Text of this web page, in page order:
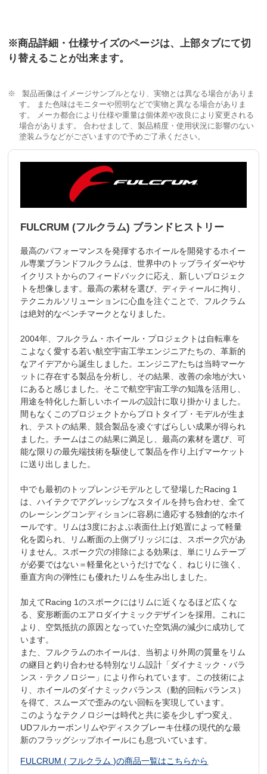
※商品詳細・仕様サイズのページは、上部タブにて切
り替えることが出来ます。
製品画像はイメージサンプルとなり、実物とは異なる場合がありま
す。 また色味はモニターや照明などで実物と異なる場合がありま
す。 メーカ都合により仕様や重量は個体差や改良により変更される
場合があります。 合わせまして、製品精度・使用状況に影響のない
塗装ムラなどがございますので予めご了承ください。
FULCRUM (フルクラム) ブランドヒストリー
最高のパフォーマンスを発揮するホイールを開発するホイー
ル専業ブランドフルクラムは、世界中のトップライダーやサ
イクリストからのフィードバックに応え、新しいプロジェク
トを想像します。最高の素材を選び、ディティールに拘り、
テクニカルソリューションに心血を注ぐことで、フルクラム
は絶対的なベンチマークとなりました。
2004年、フルクラム・ホイール・プロジェクトは自転車を
こよなく愛する若い航空宇宙工学エンジニアたちの、革新的
なアイデアから誕生しました。エンジニアたちは当時マーケ
ットに存在する製品を分析し、その結果、改善の余地が大い
にあると感じました。そこで航空宇宙工学の知識を活用し、
用途を特化した新しいホイールの設計に取り掛かりました。
間もなくこのプロジェクトからプロトタイプ・モデルが生ま
れ、テストの結果、競合製品を凌ぐすばらしい成果が得られ
ました。チームはこの結果に満足し、最高の素材を選び、可
能な限りの最先端技術を駆使して製品を作り上げマーケット
に送り出しました。
中でも最初のトップレンジモデルとして登場したRacing 1
は、ハイテクでアグレッシブなスタイルを持ち合わせ、全て
のレーシングコンディションに容易に適応する独創的なホイ
ールです。リムは3度におよぶ表面仕上げ処置によって軽量
化を図られ、リム断面の上側ブリッジには、スポーク穴があ
りません。スポーク穴の排除による効果は、単にリムテープ
が必要ではない＝軽量化というだけでなく、ねじりに強く、
垂直方向の弾性にも優れたリムを生み出しました。
加えてRacing 1のスポークにはリムに近くなるほど広くな
る、変形断面のエアロダイナミックデザインを採用。これに
より、空気抵抗の原因となっていた空気渦の減少に成功して
います。
また、フルクラムのホイールは、当初より外周の質量をリム
の継目と釣り合わせる特別なリム設計「ダイナミック・バラ
ンス・テクノロジー」により作られています。この技術によ
り、ホイールのダイナミックバランス（動的回転バランス）
を得て、スムーズで歪みのない回転を実現しています。
このようなテクノロジーは時代と共に姿を少しずつ変え、
UDフルカーボンリムやディスクブレーキ仕様の現代的な最
新のフラッグシップホイールにも息づいています。
FULCRUM ( フルクラム )の商品一覧はこちらから